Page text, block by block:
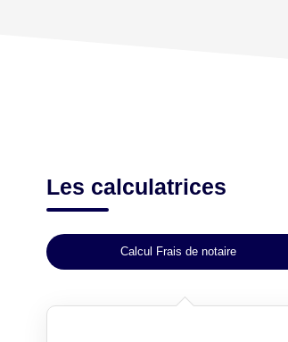
Les calculatrices
Calcul Frais de notaire